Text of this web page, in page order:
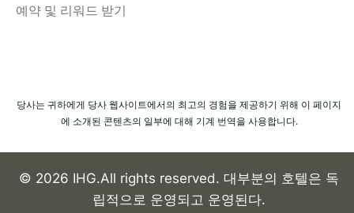
예약 및 리워드 받기
당사는 귀하에게 당사 웹사이트에서의 최고의 경험을 제공하기 위해 이 페이지
에 소개된 콘텐츠의 일부에 대해 기계 번역을 사용합니다.
© 2026 IHG.All rights reserved. 대부분의 호텔은 독
립적으로 운영되고 운영된다.